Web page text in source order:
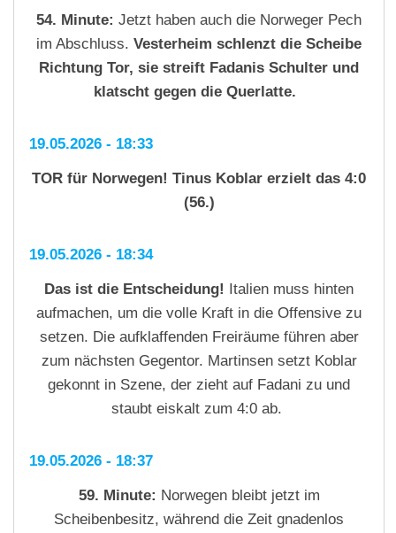
54. Minute: Jetzt haben auch die Norweger Pech
im Abschluss. Vesterheim schlenzt die Scheibe
Richtung Tor, sie streift Fadanis Schulter und
klatscht gegen die Querlatte.
19.05.2026 - 18:33
TOR für Norwegen! Tinus Koblar erzielt das 4:0
(56.)
19.05.2026 - 18:34
Das ist die Entscheidung! Italien muss hinten
aufmachen, um die volle Kraft in die Offensive zu
setzen. Die aufklaffenden Freiräume führen aber
zum nächsten Gegentor. Martinsen setzt Koblar
gekonnt in Szene, der zieht auf Fadani zu und
staubt eiskalt zum 4:0 ab.
19.05.2026 - 18:37
59. Minute: Norwegen bleibt jetzt im
Scheibenbesitz, während die Zeit gnadenlos